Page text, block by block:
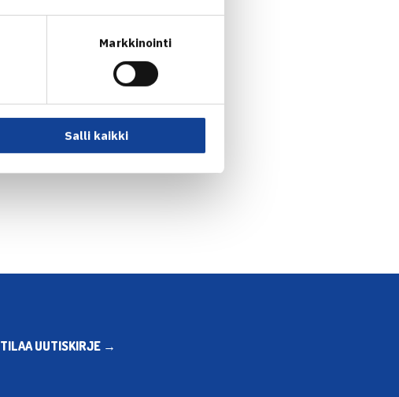
Markkinointi
Salli kaikki
TILAA UUTISKIRJE →